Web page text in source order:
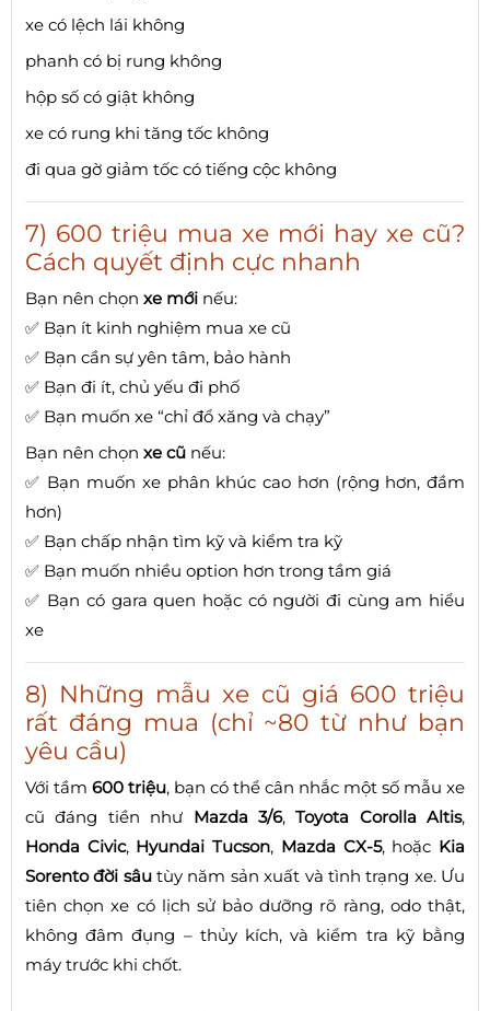
xe có lệch lái không
phanh có bị rung không
hộp số có giật không
xe có rung khi tăng tốc không
đi qua gờ giảm tốc có tiếng cộc không
7) 600 triệu mua xe mới hay xe cũ?
Cách quyết định cực nhanh
Bạn nên chọn xe mới nếu:
✅ Bạn ít kinh nghiệm mua xe cũ
✅ Bạn cần sự yên tâm, bảo hành
✅ Bạn đi ít, chủ yếu đi phố
✅ Bạn muốn xe “chỉ đổ xăng và chạy”
Bạn nên chọn xe cũ nếu:
✅ Bạn muốn xe phân khúc cao hơn (rộng hơn, đầm
hơn)
✅ Bạn chấp nhận tìm kỹ và kiểm tra kỹ
✅ Bạn muốn nhiều option hơn trong tầm giá
✅ Bạn có gara quen hoặc có người đi cùng am hiểu
xe
8) Những mẫu xe cũ giá 600 triệu
rất đáng mua (chỉ ~80 từ như bạn
yêu cầu)
Với tầm 600 triệu, bạn có thể cân nhắc một số mẫu xe
cũ đáng tiền như Mazda 3/6,Toyota Corolla Altis,
Honda Civic, Hyundai Tucson, Mazda CX-5, hoặc Kia
Sorento đời sâutùy năm sản xuất và tình trạng xe. Ưu
tiên chọn xe có lịch sử bảo dưỡng rõ ràng, odo thật,
không đâm đụng – thủy kích, và kiểm tra kỹ bằng
máy trước khi chốt.